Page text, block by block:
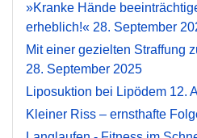
»Kranke Hände
erheblich!« 28. September
Mit einer gezielten Straffung
28. September 2025
Liposuktion bei Lipödem 12.
Kleiner Riss – ernsthafte